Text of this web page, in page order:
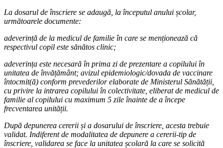
La dosarul de înscriere se adaugă, la începutul anului școlar,
următoarele documente:
adeverință de la medicul de familie în care se menționează că
respectivul copil este sănătos clinic;
adeverința este necesară în prima zi de prezentare a copilului în
unitatea de învățământ; avizul epidemiologic/dovada de vaccinare
întocmit(ă) conform prevederilor elaborate de Ministerul Sănătății,
cu privire la intrarea copilului în colectivitate, eliberat de medicul de
familie al copilului cu maximum 5 zile înainte de a începe
frecventarea unității.
După depunerea cererii și a dosarului de înscriere, acesta trebuie
validat. Indiferent de modalitatea de depunere a cererii-tip de
înscriere, validarea se face la unitatea școlară la care se solicită